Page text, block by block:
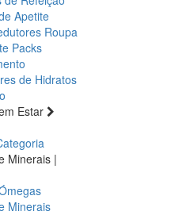
Apetite
Roupa
Packs
de Hidratos
Estar
Minerais |
Minerais